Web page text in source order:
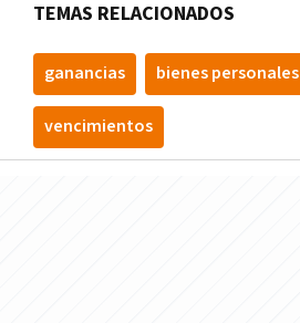
TEMAS RELACIONADOS
ganancias bienes personales
vencimientos